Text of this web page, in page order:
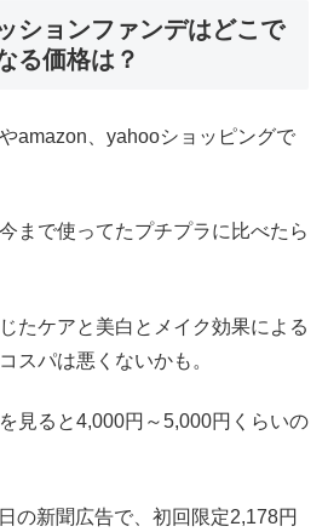
ションファンデはどこで
る価格は？
amazon、yahooショッピングで
まで使ってたプチプラに比べたら
たケアと美白とメイク効果による
スパは悪くないかも。
見ると4,000円～5,000円くらいの
の新聞広告で、初回限定2,178円